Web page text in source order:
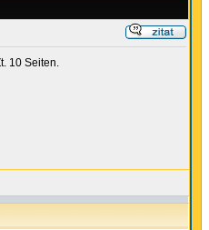
10 Seiten.